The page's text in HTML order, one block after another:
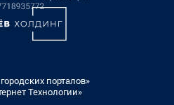
порталов»
Технологии»